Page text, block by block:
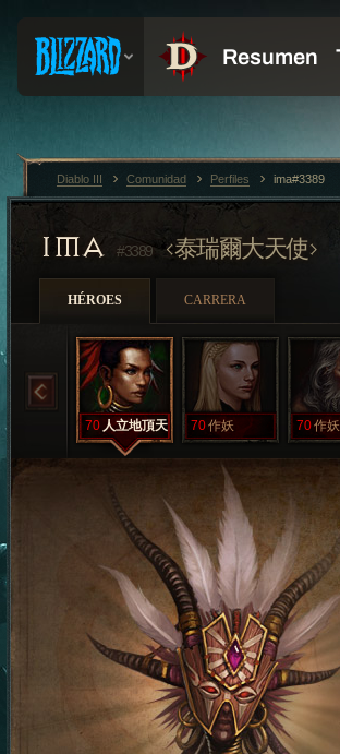
IMA #3389 泰瑞爾大天使
HÉROES CARRERA
70 人立地頂天 70作妖 70作妖
Diablo III Comunidad Perfiles ima#3389